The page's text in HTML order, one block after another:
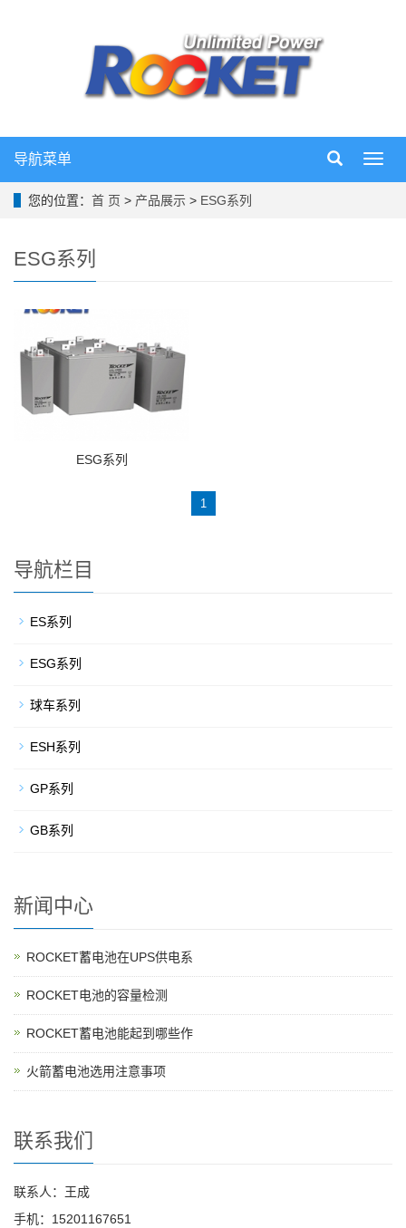
导
导航菜单
您的位置： 首 页 > 产品展示 > ESG系列
ESG系列
ESG系列
1
导航栏目
ES系列
ESG系列
球车系列
ESH系列
GP系列
GB系列
新闻中心
ROCKET蓄电池在UPS供电系
ROCKET电池的容量检测
ROCKET蓄电池能起到哪些作
火箭蓄电池选用注意事项
联系我们
联系人：王成
手机：15201167651